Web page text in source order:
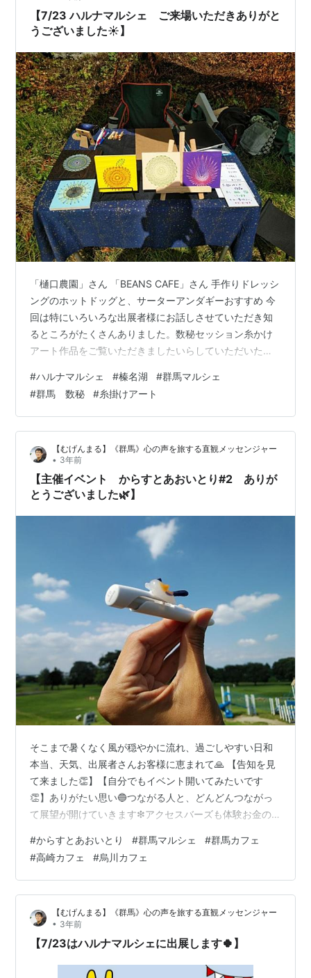
【7/23 ハルナマルシェ ご来場いただきありがと
うございました☀️】
「樋口農園」さん 「BEANS CAFE」さん 手作りドレッシ
ングのホットドッグと、サーターアンダギーおすすめ 今
回は特にいろいろな出展者様にお話しさせていただき知
るところがたくさんありました。数秘セッション糸かけ
アート作品をご覧いただきましたいらしていただいたお
方が馴染んできたような気がしています。次回、8/20も
よろしくお願いします。ハルナマルシェ (ameblo.jp)～～
～～～～むげんまる(@fuji_mugenmaru) • Instagram写
真と動画
#ハルナマルシェ #榛名湖 #群馬マルシェ
#群馬 数秘 #糸掛けアート
【むげんまる】《群馬》心の声を旅する直観メッセンジャー
• 3年前
【主催イベント からすとあおいとり#2 ありが
とうございました🌿】
そこまで暑くなく風が穏やかに流れ、過ごしやすい日和
本当、天気、出展者さんお客様に恵まれて🙏 【告知を見
て来ました👏】【自分でもイベント開いてみたいです
👏】ありがたい思い🔵つながる人と、どんどんつながっ
て展望が開けていきます❇アクセスバーズも体験お金の
なくクリアになっていくでしょう🙏いらした方が素敵に
紹介していただきました烏川カフェと『からすとあおの
とり』マルシェで楽しいひと時 - 夕暮れ黄昏日記
(yugure-tasogare.com)#3→9/2#4→9/30を予定してい
ます。引き続き、よろしくお願いします。🔵 むげんまる
(@fuji_mu…
#からすとあおいとり #群馬マルシェ #群馬カフェ
#高崎カフェ #烏川カフェ
【むげんまる】《群馬》心の声を旅する直観メッセンジャー
• 3年前
【7/23はハルナマルシェに出展します🍀】